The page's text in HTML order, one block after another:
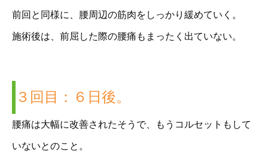
前回と同様に、腰周辺の筋肉をしっかり緩めていく。
施術後は、前屈した際の腰痛もまったく出ていない。
３回目：６日後。
腰痛は大幅に改善されたそうで、もうコルセットもして
いないとのこと。